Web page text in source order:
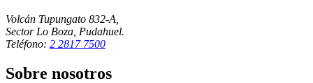
Volcán Tupungato 832-A,
Sector Lo Boza, Pudahuel.
Teléfono: 2 2817 7500
Sobre nosotros